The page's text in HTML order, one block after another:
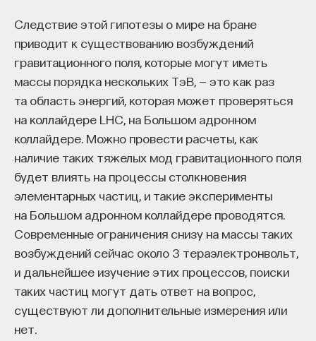
Следствие этой гипотезы о мире на бране
приводит к существованию возбуждений
гравитационного поля, которые могут иметь
массы порядка нескольких ТэВ, — это как раз
та область энергий, которая может проверяться
на коллайдере LHC, на Большом адронном
коллайдере. Можно провести расчеты, как
наличие таких тяжелых мод гравитационного поля
будет влиять на процессы столкновения
элементарных частиц, и такие эксперименты
на Большом адронном коллайдере проводятся.
Современные ограничения снизу на массы таких
возбуждений сейчас около 3 тераэлектронвольт,
и дальнейшее изучение этих процессов, поиски
таких частиц могут дать ответ на вопрос,
существуют ли дополнительные измерения или
нет.
самоперестраивающиеся,
самопрограммирующиеся, самоадаптирующиеся
группы роботов будут прекрасными
инструментами для исследования неизведанных
земель с потенциально суровыми условиями.
Наиболее очевидные примеры — это, конечно,
морские глубины и другие планеты. В ближайшем
будущем применения будут в области
мониторинга условий среды, как, например,
в нашем проекте в Венецианской лагуне. Судя
по моему опыту демонстраций наших роботов,
такие системы очень привлекают людей,
любящих взаимодействовать и играть с ними. Так
что тут еще имеет место «игрушечный фактор»,
поэтому я ожидаю, что в скором времени
появятся игрушки на основе групповой
робототехники и что люди начнут играть с ними